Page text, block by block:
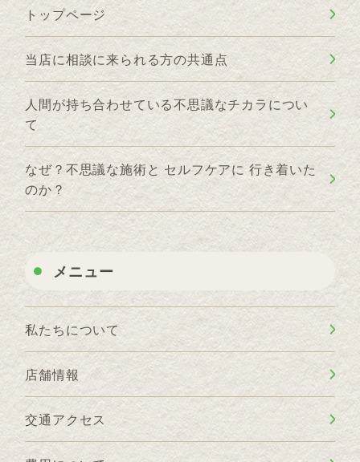
トップページ
当店に相談に来られる方の共通点
人間が持ち合わせている不思議なチカラについ
て
なぜ？不思議な施術と セルフケアに 行き着いた
のか？
メニュー
私たちについて
店舗情報
交通アクセス